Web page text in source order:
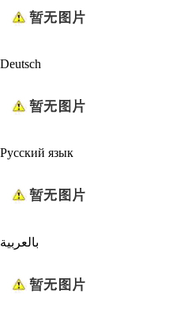
Deutsch
Русский язык
بالعربية